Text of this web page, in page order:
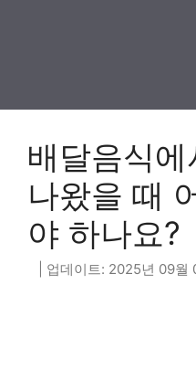
배달음식
나왔을 때
야 하나요?
2025년 09월